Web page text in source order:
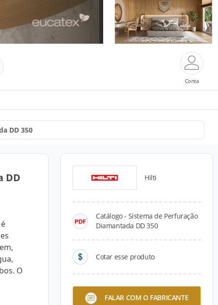
Conta
DD 350
DD
O
Hilti
Catálogo - Sistema de Perfuração
Diamantada DD 350
Cotar esse produto
FALAR COM O FABRICANTE